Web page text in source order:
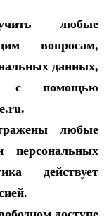
любые
вопросам,
данных,
с помощью
любые
персональных
действует